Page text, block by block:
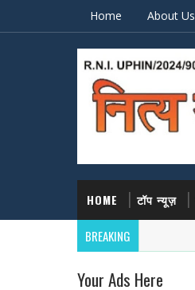
Home About Us
HOME टॉप न्यूज़
BREAKING
Your Ads Here